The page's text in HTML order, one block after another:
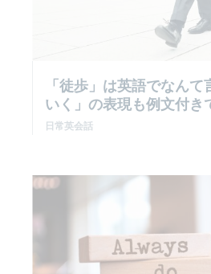
「徒歩」は英語でなん
いく」の表現も例文付き
日常英会話